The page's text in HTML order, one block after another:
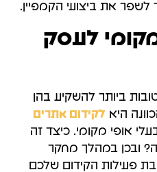
לשפר את ביצועי הקמפיין.
לעסק
ביותר להשקיע בהן
היא לקידום אתרים
אופי מקומי. כיצד זה
ובכן במהלך מחקר
פעילות הקידום שלכם